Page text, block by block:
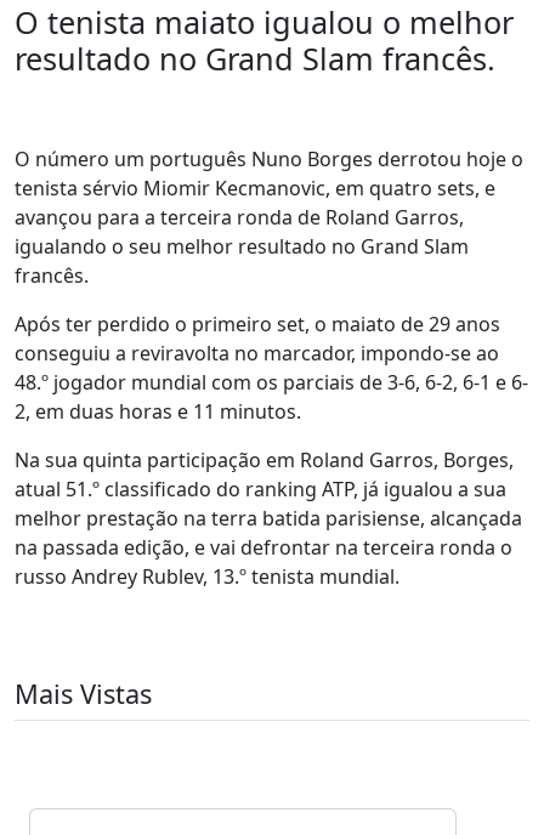
O tenista maiato igualou o melhor
resultado no Grand Slam francês.
O número um português Nuno Borges derrotou hoje o
tenista sérvio Miomir Kecmanovic, em quatro sets, e
avançou para a terceira ronda de Roland Garros,
igualando o seu melhor resultado no Grand Slam
francês.
Após ter perdido o primeiro set, o maiato de 29 anos
conseguiu a reviravolta no marcador, impondo-se ao
48.º jogador mundial com os parciais de 3-6, 6-2, 6-1 e 6-
2, em duas horas e 11 minutos.
Na sua quinta participação em Roland Garros, Borges,
atual 51.º classificado do ranking ATP, já igualou a sua
melhor prestação na terra batida parisiense, alcançada
na passada edição, e vai defrontar na terceira ronda o
russo Andrey Rublev, 13.º tenista mundial.
Mais Vistas